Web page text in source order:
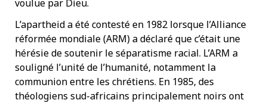
voulue par Dieu.
L’apartheid a été contesté en 1982 lorsque l’Alliance
réformée mondiale (ARM) a déclaré que c’était une
hérésie de soutenir le séparatisme racial. L’ARM a
souligné l’unité de l’humanité, notamment la
communion entre les chrétiens. En 1985, des
théologiens sud-africains principalement noirs ont